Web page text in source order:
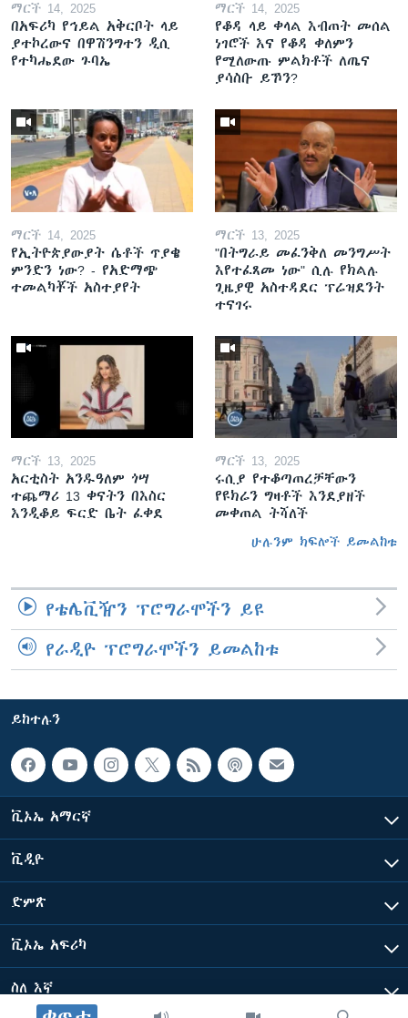
ማርች 14, 2025
በአፍሪካ የኅይል አቅርቦት ላይ
ያተኮረውና በዋሽንግተን ዲሲ
የተካሔደው ጉባኤ
ማርች 14, 2025
የቆዳ ላይ ቀላል እብጠት መሰል
ነገሮች እና የቆዳ ቀለምን
የሚለውጡ ምልክቶች ለጤና
ያሳስቡ ይኾን?
ማርች 14, 2025
የኢትዮጵያውያት ሴቶች ጥያቄ
ምንድን ነው? - የአድማጭ
ተመልካቾች አስተያየት
ማርች 13, 2025
"በትግራይ መፈንቅለ መንግሥት
እየተፈጸመ ነው" ሲሉ የክልሉ
ጊዜያዊ አስተዳደር ፕሬዝደንት
ተናገሩ
ማርች 13, 2025
አርቲስት አንዱዓለም ጎሣ
ተጨማሪ 13 ቀናትን በእስር
እንዲቆይ ፍርድ ቤት ፈቀደ
ማርች 13, 2025
ሩሲያ የተቆጣጠረቻቸውን
የዩክሬን ግዛቶች እንደያዘች
መቀጠል ትሻለች
ሁሉንም ክፍሎች ይመልከቱ
የቴሌቪዥን ፕሮግራሞችን ይዩ
የራዲዮ ፕሮግራሞችን ይመልከቱ
ይከተሉን
ቪኦኤ አማርኛ
ቪዲዮ
ድምጽ
ቪኦኤ አፍሪካ
ስለ እኛ